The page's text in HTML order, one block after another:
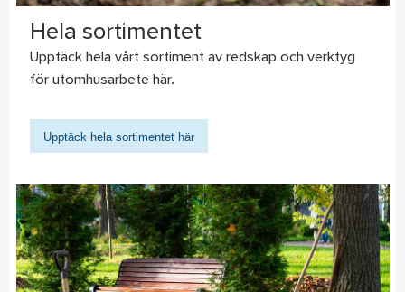
Hela sortimentet
Upptäck hela vårt sortiment av redskap och verktyg
för utomhusarbete här.
Upptäck hela sortimentet här